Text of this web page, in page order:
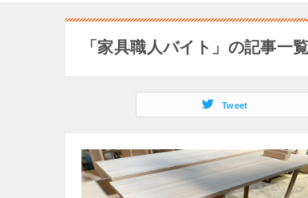
「家具職人バイト」の記事一覧
Tweet